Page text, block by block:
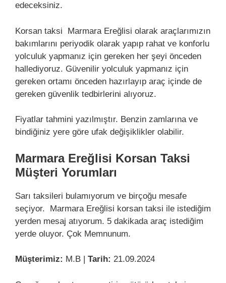
edeceksiniz.
Korsan taksi Marmara Ereğlisi olarak araçlarımızın
bakımlarını periyodik olarak yapıp rahat ve konforlu
yolculuk yapmanız için gereken her şeyi önceden
hallediyoruz. Güvenilir yolculuk yapmanız için
gereken ortamı önceden hazırlayıp araç içinde de
gereken güvenlik tedbirlerini alıyoruz.
Fiyatlar tahmini yazılmıştır. Benzin zamlarına ve
bindiğiniz yere göre ufak değişiklikler olabilir.
Marmara Ereğlisi Korsan Taksi
Müşteri Yorumları
Sarı taksileri bulamıyorum ve birçoğu mesafe
seçiyor. Marmara Ereğlisi korsan taksi ile istediğim
yerden mesaj atıyorum. 5 dakikada araç istediğim
yerde oluyor. Çok Memnunum.
Müşterimiz: M.B | Tarih: 21.09.2024